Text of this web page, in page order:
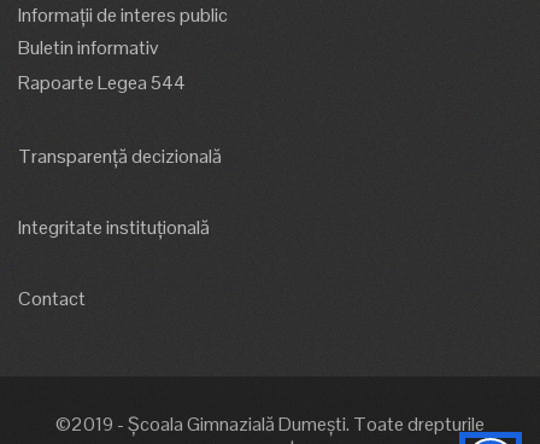
Informații de interes public
Buletin informativ
Rapoarte Legea 544
Transparență decizională
Integritate instituțională
Contact
©2019 - Școala Gimnazială Dumești. Toate drepturile